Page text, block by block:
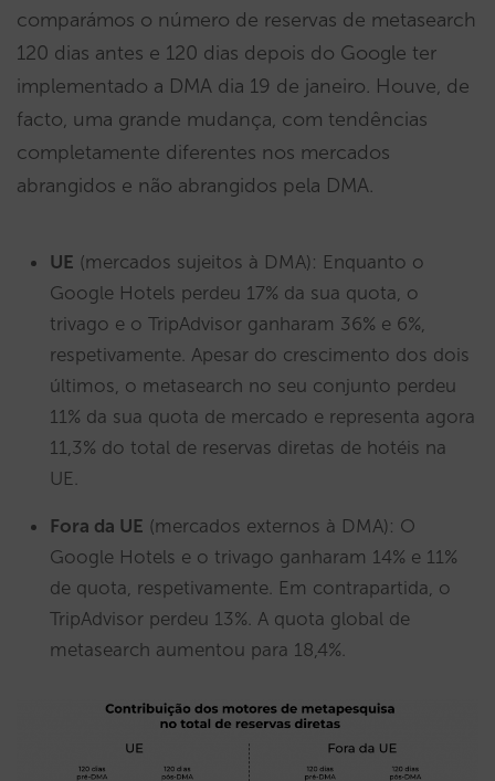
comparámos o número de reservas de metasearch
120 dias antes e 120 dias depois do Google ter
implementado a DMA dia 19 de janeiro. Houve, de
facto, uma grande mudança, com tendências
completamente diferentes nos mercados
abrangidos e não abrangidos pela DMA.
UE (mercados sujeitos à DMA): Enquanto o
Google Hotels perdeu 17% da sua quota, o
trivago e o TripAdvisor ganharam 36% e 6%,
respetivamente. Apesar do crescimento dos dois
últimos, o metasearch no seu conjunto perdeu
11% da sua quota de mercado e representa agora
11,3% do total de reservas diretas de hotéis na
UE.
Fora da UE (mercados externos à DMA): O
Google Hotels e o trivago ganharam 14% e 11%
de quota, respetivamente. Em contrapartida, o
TripAdvisor perdeu 13%. A quota global de
metasearch aumentou para 18,4%.